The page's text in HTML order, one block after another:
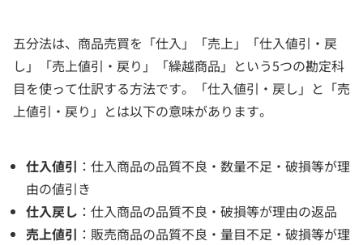
五分法は、商品売買を「仕入」「売上」「仕入値引・戻
し」「売上値引・戻り」「繰越商品」という5つの勘定科
目を使って仕訳する方法です。「仕入値引・戻し」と「売
上値引・戻り」とは以下の意味があります。
仕入値引 ：仕入商品の品質不良・数量不足・破損等が理
由の値引き
仕入戻し ：仕入商品の品質不良・破損等が理由の返品
売上値引 ：販売商品の品質不良・量目不足・破損等が理